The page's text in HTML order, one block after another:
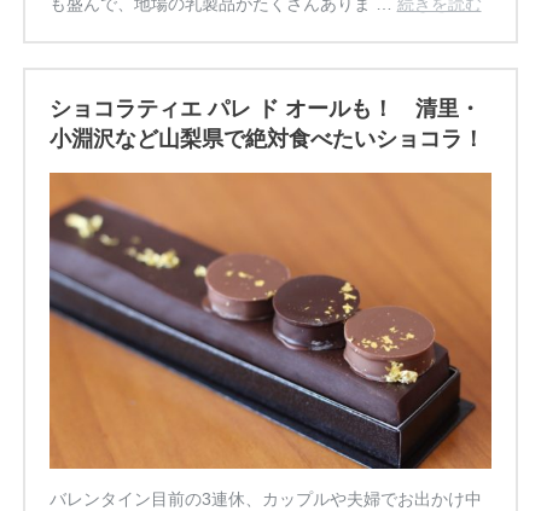
も盛んで、地場の乳製品がたくさんありま … 続きを読む
ショコラティエ パレ ド オールも！ 清里・
小淵沢など山梨県で絶対食べたいショコラ！
バレンタイン目前の3連休、カップルや夫婦でお出かけ中